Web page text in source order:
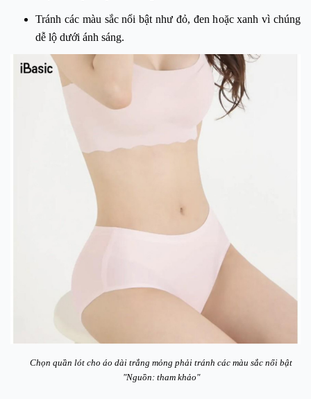
Tránh các màu sắc nổi bật như đỏ, đen hoặc xanh vì chúng
dễ lộ dưới ánh sáng.
Chọn quần lót cho áo dài trắng mỏng phải tránh các màu sắc nổi bật
"Nguồn: tham khảo"